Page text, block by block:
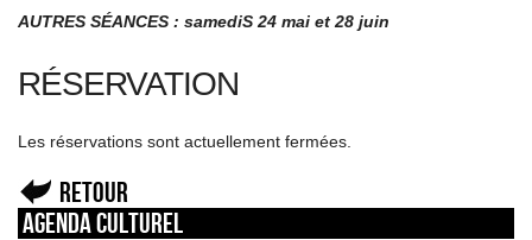
AUTRES SÉANCES : samediS 24 mai et 28 juin
RÉSERVATION
Les réservations sont actuellement fermées.
Retour
Agenda culturel